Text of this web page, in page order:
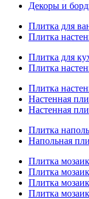
Декоры и
Плитка для
Плитка
Плитка для
Плитка
Плитка
Настенная
Настенная
Плитка
Напольная
Плитка
Плитка
Плитка
Плитка